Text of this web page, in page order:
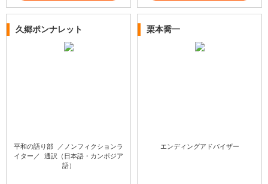
久郷ポンナレット
平和の語り部 ／ノンフィクションラ
イター／ 通訳（日本語・カンボジア
語）
栗本喬一
エンディングアドバイザー